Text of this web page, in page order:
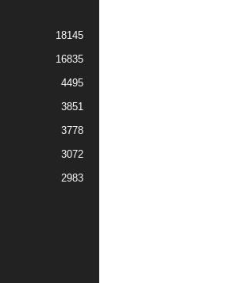
18145
16835
4495
3851
3778
3072
2983